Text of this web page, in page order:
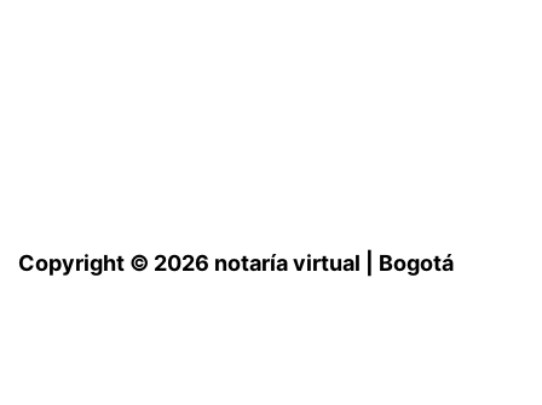
Copyright © 2026 notaría virtual | Bogotá